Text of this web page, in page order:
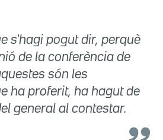
s'hagi pogut dir, perquè
de la conferència de
són les
ha proferit, ha hagut de
general al contestar.